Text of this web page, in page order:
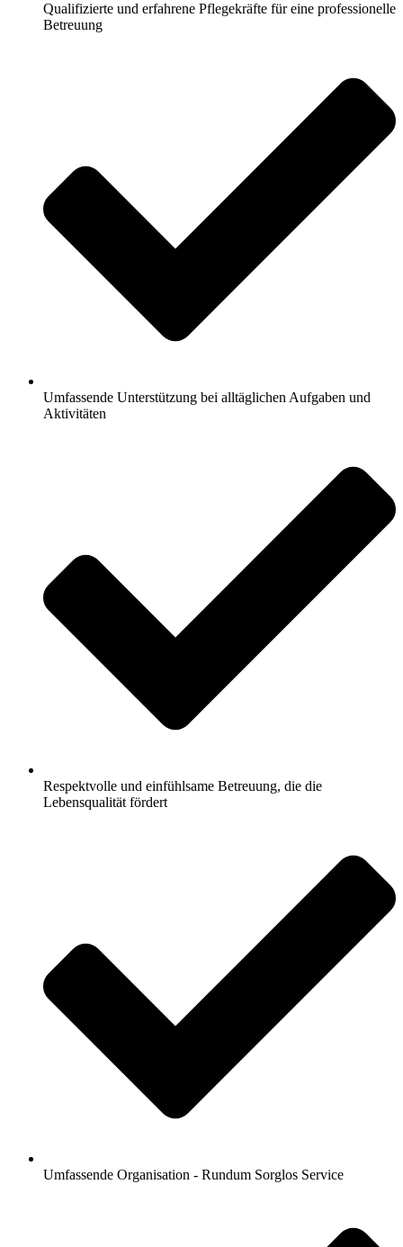
Qualifizierte und erfahrene Pflegekräfte für eine professionelle
Betreuung
Umfassende Unterstützung bei alltäglichen Aufgaben und
Aktivitäten
Respektvolle und einfühlsame Betreuung, die die
Lebensqualität fördert
Umfassende Organisation - Rundum Sorglos Service